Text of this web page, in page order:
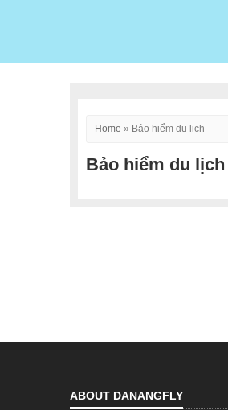
Home » Bảo hiểm du lịch
Bảo hiểm du lịch
ABOUT DANANGFLY